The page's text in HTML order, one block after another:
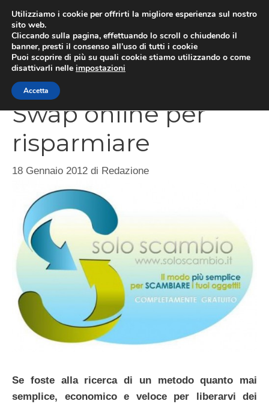
contenuto
Swap online per
risparmiare
18 Gennaio 2012 di Redazione
Se foste alla ricerca di un metodo quanto mai
semplice, economico e veloce per liberarvi dei
Utilizziamo i cookie per offrirti la migliore esperienza sul nostro
sito web.
Cliccando sulla pagina, effettuando lo scroll o chiudendo il
banner, presti il consenso all’uso di tutti i cookie
Puoi scoprire di più su quali cookie stiamo utilizzando o come
disattivarli nelle impostazioni
Accetta